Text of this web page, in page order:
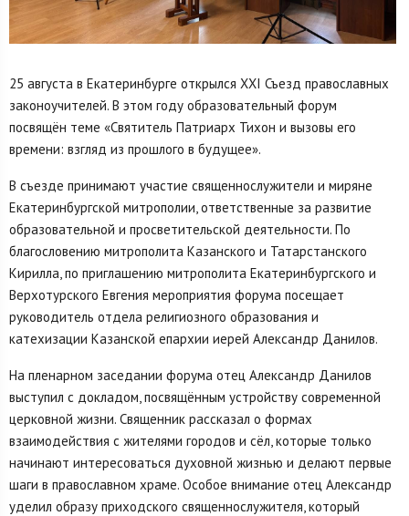
25 августа в Екатеринбурге открылся ХХI Съезд православных
законоучителей. В этом году образовательный форум
посвящён теме «Святитель Патриарх Тихон и вызовы его
времени: взгляд из прошлого в будущее».
В съезде принимают участие священнослужители и миряне
Екатеринбургской митрополии, ответственные за развитие
образовательной и просветительской деятельности. По
благословению митрополита Казанского и Татарстанского
Кирилла, по приглашению митрополита Екатеринбургского и
Верхотурского Евгения мероприятия форума посещает
руководитель отдела религиозного образования и
катехизации Казанской епархии иерей Александр Данилов.
На пленарном заседании форума отец Александр Данилов
выступил с докладом, посвящённым устройству современной
церковной жизни. Священник рассказал о формах
взаимодействия с жителями городов и сёл, которые только
начинают интересоваться духовной жизнью и делают первые
шаги в православном храме. Особое внимание отец Александр
уделил образу приходского священнослужителя, который